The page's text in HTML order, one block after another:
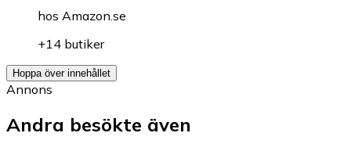
hos Amazon.se
+14 butiker
Hoppa över innehållet
Annons
Andra besökte även